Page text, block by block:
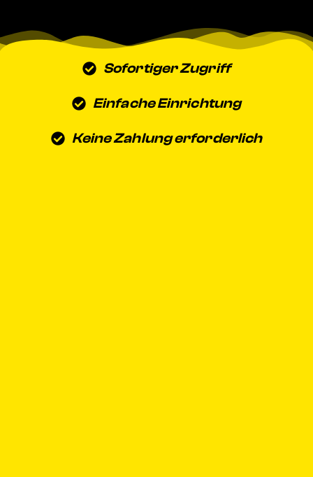
Sofortiger Zugriff
Einfache Einrichtung
Keine Zahlung erforderlich